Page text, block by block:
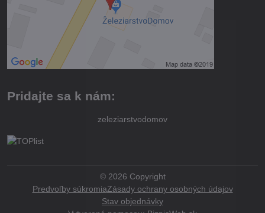
Pridajte sa k nám:
zeleziarstvodomov
© 2026 Copyright
Predvoľby súkromiaZásady ochrany osobných údajov
Stav objednávky